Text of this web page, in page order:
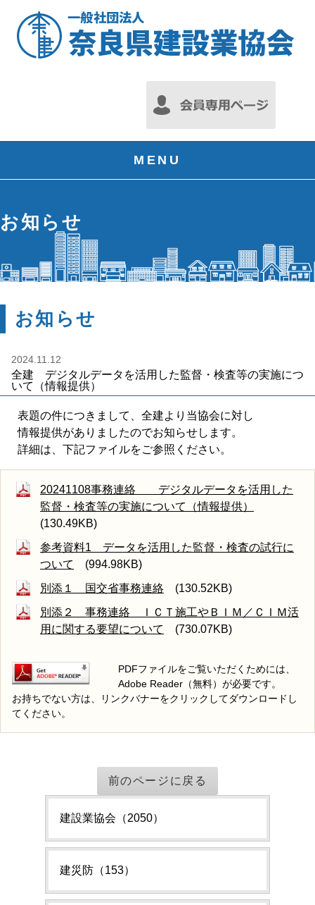
MENU
お知らせ
お知らせ
2024.11.12
全建 デジタルデータを活用した監督・検査等の実施につ
いて（情報提供）
表題の件につきまして、全建より当協会に対し
情報提供がありましたのでお知らせします。
詳細は、下記ファイルをご参照ください。
20241108事務連絡 デジタルデータを活用した
監督・検査等の実施について（情報提供）
(130.49KB)
参考資料1 データを活用した監督・検査の試行に
ついて
(994.98KB)
別添１ 国交省事務連絡 (130.52KB)
別添２ 事務連絡 ＩＣＴ施工やＢＩＭ／ＣＩＭ活
用に関する要望について
(730.07KB)
PDFファイルをご覧いただくためには、
Adobe Reader（無料）が必要です。
お持ちでない方は、リンクバナーをクリックしてダウンロードし
てください。
前のページに戻る
建設業協会（2050）
建災防（153）